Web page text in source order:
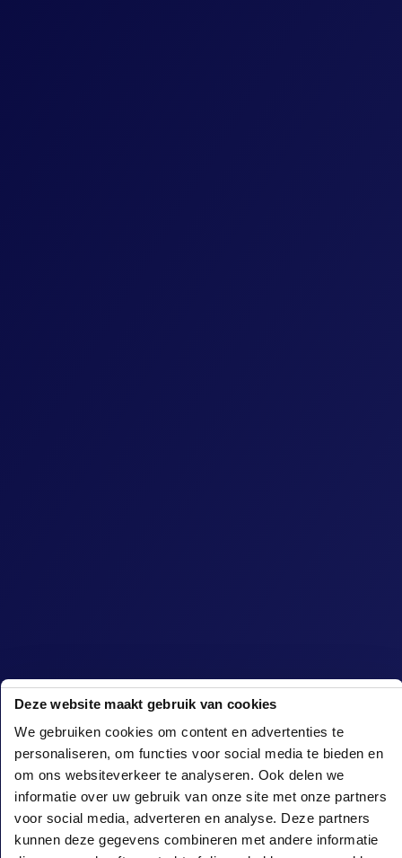
Deze website maakt gebruik van cookies
We gebruiken cookies om content en advertenties te
personaliseren, om functies voor social media te bieden en
om ons websiteverkeer te analyseren. Ook delen we
informatie over uw gebruik van onze site met onze partners
voor social media, adverteren en analyse. Deze partners
kunnen deze gegevens combineren met andere informatie